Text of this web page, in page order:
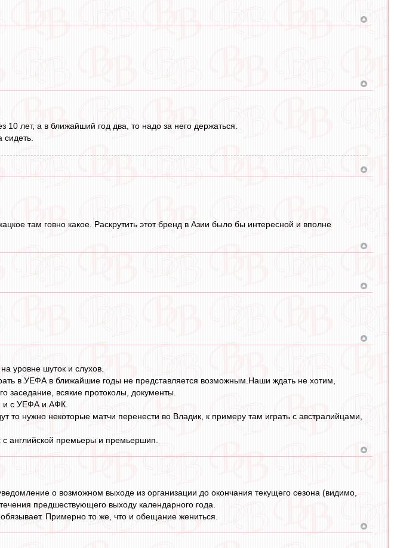
10 лет, а в ближайший год два, то надо за него держаться.
сидеть.
там говно какое. Раскрутить этот бренд в Азии было бы интересной и вполне
уровне шуток и слухов.
в УЕФА в ближайшие годы не представляется возможным.Наши ждать не хотим,
заседание, всякие протоколы, документы.
и с УЕФА и АФК.
то нужно некоторые матчи перенести во Владик, к примеру там играть с австралийцами,
с английской премьеры и премьершип.
о возможном выходе из организации до окончания текущего сезона (видимо,
предшествующего выходу календарного года.
Примерно то же, что и обещание жениться.